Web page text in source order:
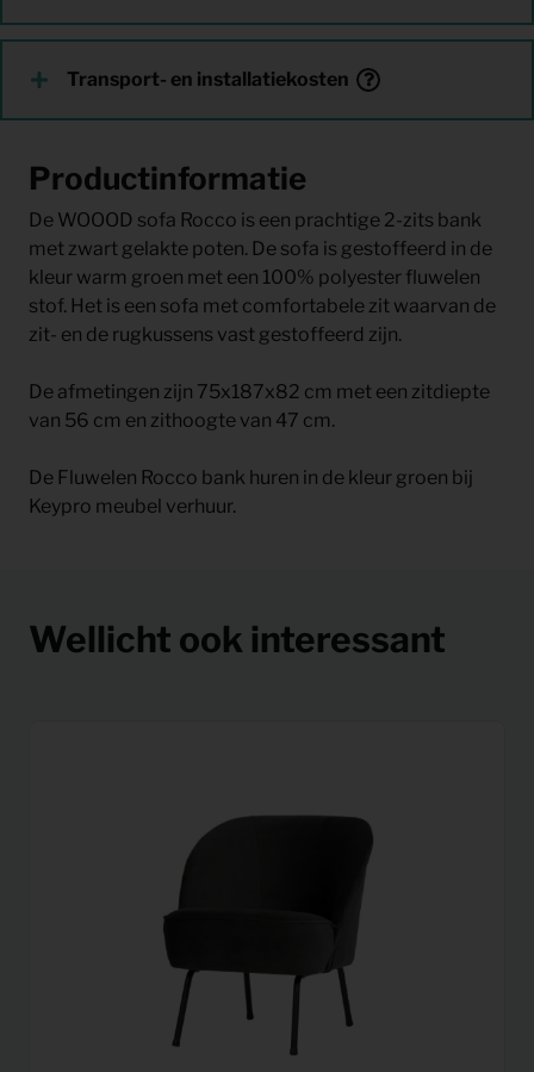
Transport- en installatiekosten
Productinformatie
De WOOOD sofa Rocco is een prachtige 2-zits bank
met zwart gelakte poten. De sofa is gestoffeerd in de
kleur warm groen met een 100% polyester fluwelen
stof. Het is een sofa met comfortabele zit waarvan de
zit- en de rugkussens vast gestoffeerd zijn.
De afmetingen zijn 75x187x82 cm met een zitdiepte
van 56 cm en zithoogte van 47 cm.
De Fluwelen Rocco bank huren in de kleur groen bij
Keypro meubel verhuur.
Wellicht ook interessant